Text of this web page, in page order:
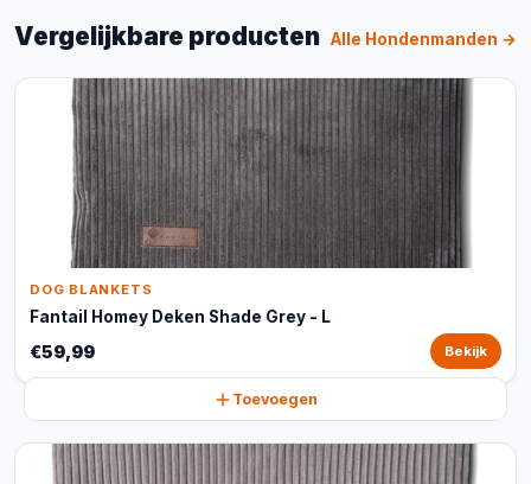
Vergelijkbare producten Alle Hondenmanden →
DOG BLANKETS
Fantail Homey Deken Shade Grey - L
€59,99 Bekijk
Toevoegen